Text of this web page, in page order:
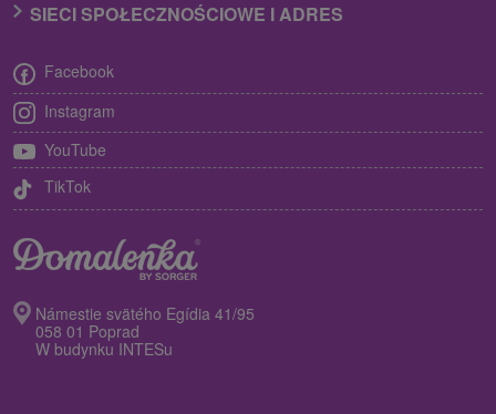
SIECI SPOŁECZNOŚCIOWE I ADRES
Facebook
Instagram
YouTube
TikTok
Námestie svätého Egídia 41/95
058 01 Poprad
W budynku INTESu